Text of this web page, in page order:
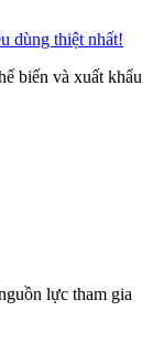
dùng thiệt nhất!
biến và xuất khẩu
lực tham gia